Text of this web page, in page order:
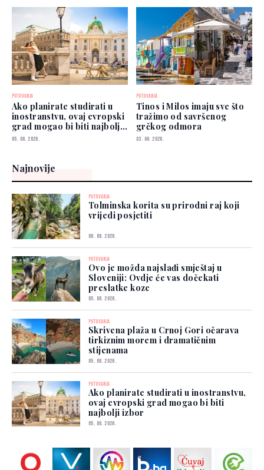
PUTOVANJA
Ako planirate studirati u
inostranstvu, ovaj evropski
grad mogao bi biti najbolji
izbor
05. 08. 2026.
PUTOVANJA
Tinos i Milos imaju sve što
tražimo od savršenog
grčkog odmora
03. 08. 2026.
Najnovije
PUTOVANJA
Tolminska korita su prirodni raj koji
vrijedi posjetiti
06. 08. 2026.
PUTOVANJA
Ovo je možda najslađi smještaj u
Sloveniji: Ovdje će vas dočekati
preslatke koze
05. 08. 2026.
PUTOVANJA
Skrivena plaža u Crnoj Gori očarava
tirkiznim morem i dramatičnim
stijenama
05. 08. 2026.
PUTOVANJA
Ako planirate studirati u inostranstvu,
ovaj evropski grad mogao bi biti
najbolji izbor
05. 08. 2026.